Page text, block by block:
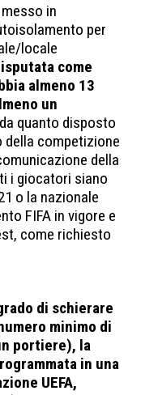
in
per
locale
come
almeno 13
un
quanto disposto
competizione
della
i giocatori siano
o la nazionale
FIFA in vigore e
come richiesto
di schierare
minimo di
portiere), la
in una
UEFA,